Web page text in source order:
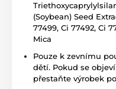
(Soybean) Seed
77499, Ci 77492, Ci
Mica
Pouze k zevnímu
dětí. Pokud se
přestaňte výrobek